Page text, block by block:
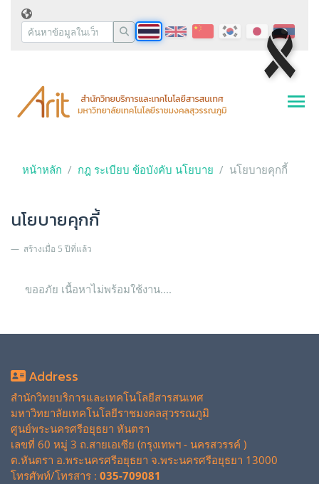
หน้าหลัก กฎ ระเบียบ ข้อบังคับ นโยบาย นโยบายคุกกี้
นโยบายคุกกี้
สร้างเมื่อ 5 ปีที่แล้ว
ขออภัย เนื้อหาไม่พร้อมใช้งาน....
Address
สำนักวิทยบริการและเทคโนโลยีสารสนเทศ
มหาวิทยาลัยเทคโนโลยีราชมงคลสุวรรณภูมิ
ศูนย์พระนครศรีอยุธยา หันตรา
เลขที่ 60 หมู่ 3 ถ.สายเอเซีย (กรุงเทพฯ - นครสวรรค์ )
ต.หันตรา อ.พระนครศรีอยุธยา จ.พระนครศรีอยุธยา 13000
โทรศัพท์/โทรสาร : 035-709081